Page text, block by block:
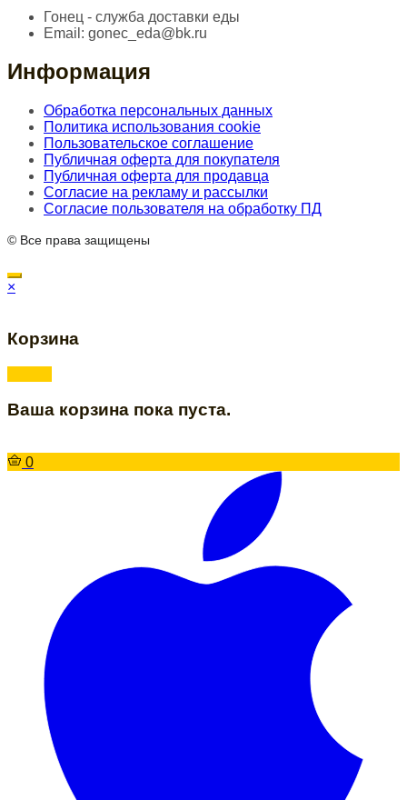
Гонец - служба доставки еды
Email: gonec_eda@bk.ru
Информация
Обработка персональных данных
Политика использования cookie
Пользовательское соглашение
Публичная оферта для покупателя
Публичная оферта для продавца
Согласие на рекламу и рассылки
Согласие пользователя на обработку ПД
© Все права защищены
×
Корзина
Ваша корзина пока пуста.
0